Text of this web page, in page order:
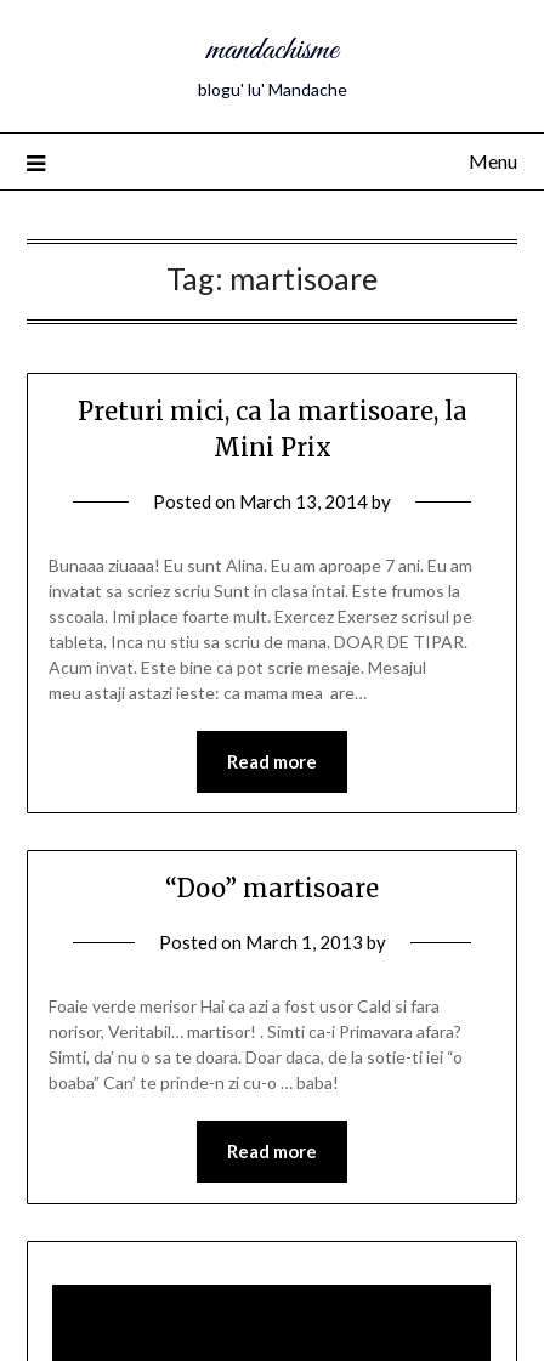
mandachisme
blogu' lu' Mandache
Menu
Tag: martisoare
Preturi mici, ca la martisoare, la
Mini Prix
Posted on March 13, 2014by
Bunaaa ziuaaa! Eu sunt Alina. Eu am aproape 7 ani. Eu am
invatat sa scriez scriu Sunt in clasa intai. Este frumos la
sscoala. Imi place foarte mult. Exercez Exersez scrisul pe
tableta. Inca nu stiu sa scriu de mana. DOAR DE TIPAR.
Acum invat. Este bine ca pot scrie mesaje. Mesajul
meu astaji astazi ieste: ca mama mea are…
Read more
“Doo” martisoare
Posted on March 1, 2013 by
Foaie verde merisor Hai ca azi a fost usor Cald si fara
norisor, Veritabil… martisor! . Simti ca-i Primavara afara?
Simti, da’ nu o sa te doara. Doar daca, de la sotie-ti iei “o
boaba” Can’ te prinde-n zi cu-o … baba!
Read more